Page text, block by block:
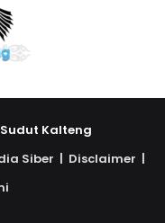
Sudut Kalteng
Siber | Disclaimer |